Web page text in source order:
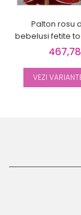
Palton rosu
bebelusi fetite
3 piese,
VEZI